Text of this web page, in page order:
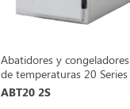
Abatidores y congeladores
de temperaturas 20 Series
ABT20 2S